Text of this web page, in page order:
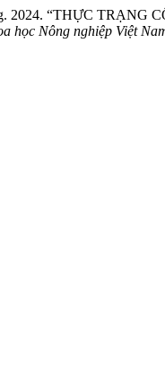
2024. “THỰC
học Nông nghiệp Việt